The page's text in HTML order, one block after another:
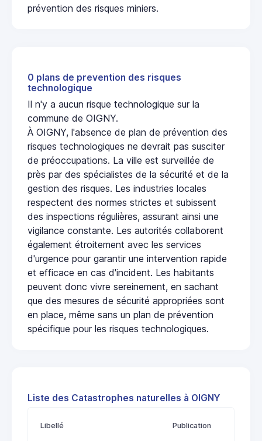
prévention des risques miniers.
0 plans de prevention des risques
technologique
Il n'y a aucun risque technologique sur la
commune de OIGNY.
À OIGNY, l'absence de plan de prévention des
risques technologiques ne devrait pas susciter
de préoccupations. La ville est surveillée de
près par des spécialistes de la sécurité et de la
gestion des risques. Les industries locales
respectent des normes strictes et subissent
des inspections régulières, assurant ainsi une
vigilance constante. Les autorités collaborent
également étroitement avec les services
d'urgence pour garantir une intervention rapide
et efficace en cas d'incident. Les habitants
peuvent donc vivre sereinement, en sachant
que des mesures de sécurité appropriées sont
en place, même sans un plan de prévention
spécifique pour les risques technologiques.
Liste des Catastrophes naturelles à OIGNY
Libellé Publication